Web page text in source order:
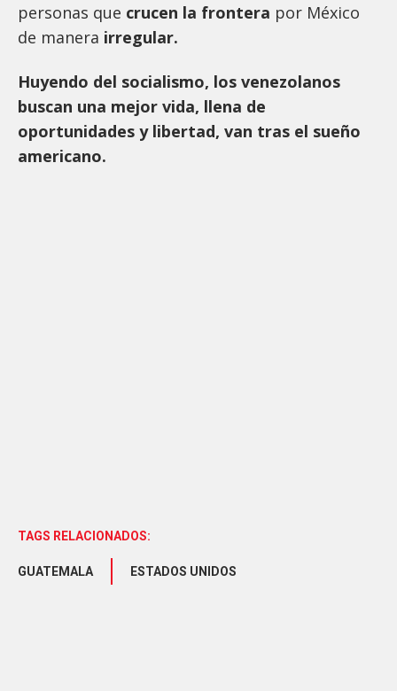
personas que crucen la frontera por México
de manera irregular.
Huyendo del socialismo, los venezolanos
buscan una mejor vida, llena de
oportunidades y libertad, van tras el sueño
americano.
TAGS RELACIONADOS:
GUATEMALA ESTADOS UNIDOS